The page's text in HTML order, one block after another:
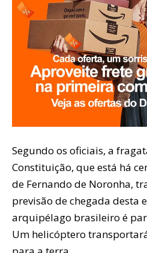
Segundo os oficiais, a
Constituição, que está há
de Fernando de Noronha,
previsão de chegada desta
arquipélago brasileiro é
Um helicóptero